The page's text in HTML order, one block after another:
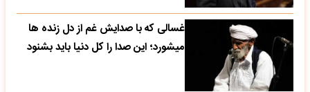
غسالی که با صدایش غم از دل زنده ها
میشورد؛ این صدا را کل دنیا باید بشنود